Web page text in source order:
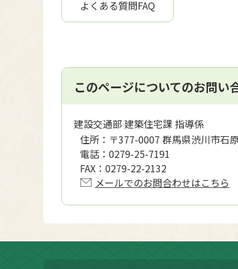
よくある質問FAQ
このページについてのお問い
建設交通部 建築住宅課 指導係
住所： 〒377-0007 群馬県渋川市石
電話： 0279-25-7191
FAX： 0279-22-2132
メールでのお問合わせはこちら